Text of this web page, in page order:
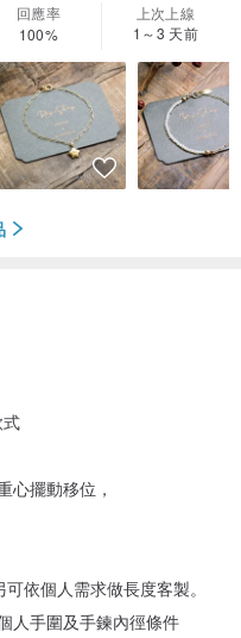
回應率
100%
上次上線
1～3 天前
心擺動移位，
依個人需求做長度客製。
人手圍及手鍊內徑條件